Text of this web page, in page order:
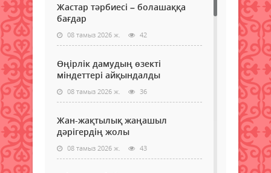
Жастар тәрбиесі – болашаққа
бағдар
08 тамыз 2026 ж. 42
Өңірлік дамудың өзекті
міндеттері айқындалды
08 тамыз 2026 ж. 36
Жан-жақтылық жаңашыл
дәрігердің жолы
08 тамыз 2026 ж. 43